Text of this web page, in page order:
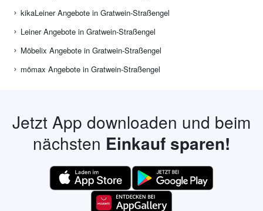
kikaLeiner Angebote in Gratwein-Straßengel
Leiner Angebote in Gratwein-Straßengel
Möbelix Angebote in Gratwein-Straßengel
mömax Angebote in Gratwein-Straßengel
Jetzt App downloaden und beim
nächsten Einkauf sparen!